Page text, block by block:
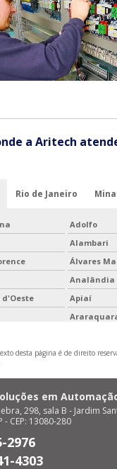
a Aritech
Rio de Janeiro
Adolfo
Alambari
Álvares
Analândia
Apiaí
de Campos
Bertioga
Boituva
desta página é de direito
em
298, sala B - Jardim
- CEP: 13080-280
2976
4303